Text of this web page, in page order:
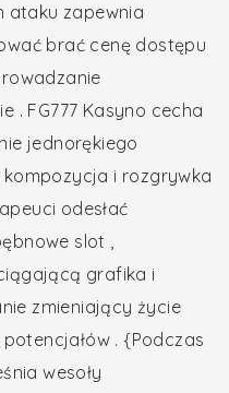
ataku zapewnia
brać cenę dostępu
. FG777 Kasyno cecha
jednorękiego
i rozgrywka
odesłać
slot ,
grafika i
zmieniający życie
. {Podczas
wesoły